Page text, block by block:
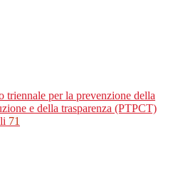
triennale per la prevenzione della
e della trasparenza (PTPCT)
71